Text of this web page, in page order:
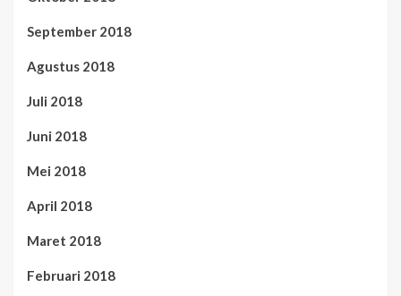
September 2018
Agustus 2018
Juli 2018
Juni 2018
Mei 2018
April 2018
Maret 2018
Februari 2018